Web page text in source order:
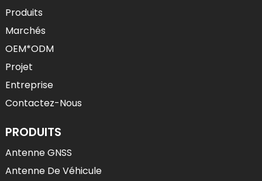
Produits
Marchés
OEM*ODM
Projet
Entreprise
Contactez-Nous
PRODUITS
Antenne GNSS
Antenne De Véhicule